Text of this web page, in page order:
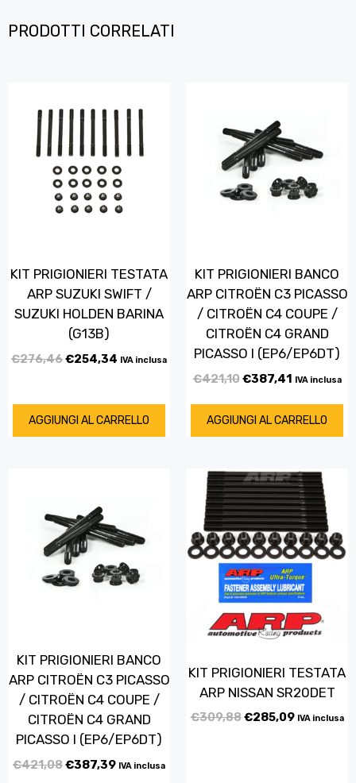
PRODOTTI CORRELATI
KIT PRIGIONIERI TESTATA
ARP SUZUKI SWIFT /
SUZUKI HOLDEN BARINA
(G13B)
€276,46€254,34 IVA inclusa
AGGIUNGI AL CARRELLO
KIT PRIGIONIERI BANCO
ARP CITROËN C3 PICASSO
/ CITROËN C4 COUPE /
CITROËN C4 GRAND
PICASSO I (EP6/EP6DT)
€421,10€387,41 IVA inclusa
AGGIUNGI AL CARRELLO
KIT PRIGIONIERI BANCO
ARP CITROËN C3 PICASSO
/ CITROËN C4 COUPE /
CITROËN C4 GRAND
PICASSO I (EP6/EP6DT)
€421,08€387,39 IVA inclusa
KIT PRIGIONIERI TESTATA
ARP NISSAN SR20DET
€309,88€285,09 IVA inclusa